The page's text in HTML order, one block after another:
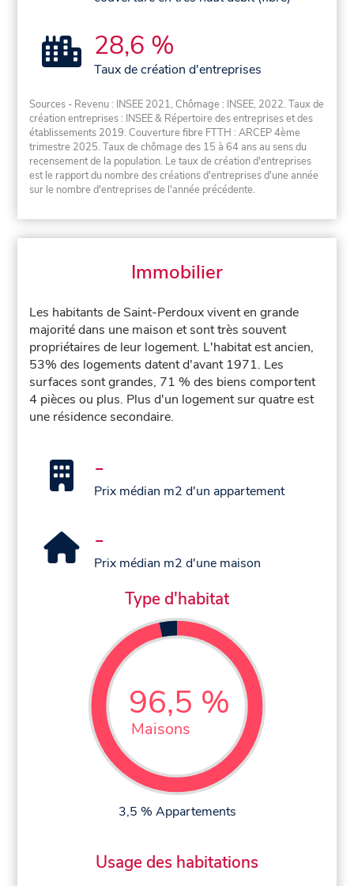
28,6 %
Taux de création d'entreprises
Sources - Revenu : INSEE 2021, Chômage : INSEE, 2022. Taux de
création entreprises : INSEE & Répertoire des entreprises et des
établissements 2019. Couverture fibre FTTH : ARCEP 4ème
trimestre 2025. Taux de chômage des 15 à 64 ans au sens du
recensement de la population. Le taux de création d'entreprises
est le rapport du nombre des créations d'entreprises d'une année
sur le nombre d'entreprises de l'année précédente.
Immobilier
Les habitants de Saint-Perdoux vivent en grande
majorité dans une maison et sont très souvent
propriétaires de leur logement. L'habitat est ancien,
53% des logements datent d'avant 1971. Les
surfaces sont grandes, 71 % des biens comportent
4 pièces ou plus. Plus d'un logement sur quatre est
une résidence secondaire.
-
Prix médian m2 d'un appartement
-
Prix médian m2 d'une maison
Type d'habitat
96,5 %
Maisons
3,5 % Appartements
Usage des habitations